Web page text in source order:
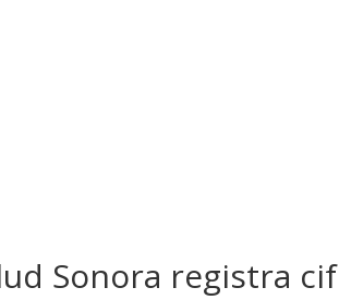
Sonora registra